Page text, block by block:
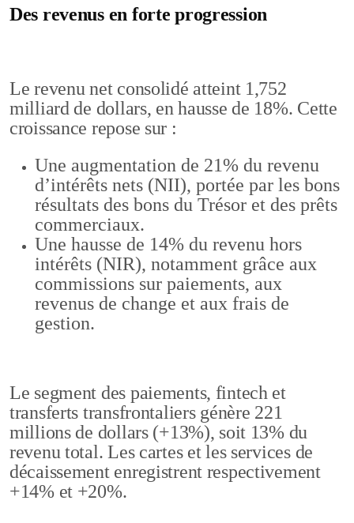
Des revenus en forte progression
Le revenu net consolidé atteint 1,752
milliard de dollars, en hausse de 18%. Cette
croissance repose sur :
Une augmentation de 21% du revenu
d’intérêts nets (NII), portée par les bons
résultats des bons du Trésor et des prêts
commerciaux.
Une hausse de 14% du revenu hors
intérêts (NIR), notamment grâce aux
commissions sur paiements, aux
revenus de change et aux frais de
gestion.
Le segment des paiements, fintech et
transferts transfrontaliers génère 221
millions de dollars (+13%), soit 13% du
revenu total. Les cartes et les services de
décaissement enregistrent respectivement
+14% et +20%.